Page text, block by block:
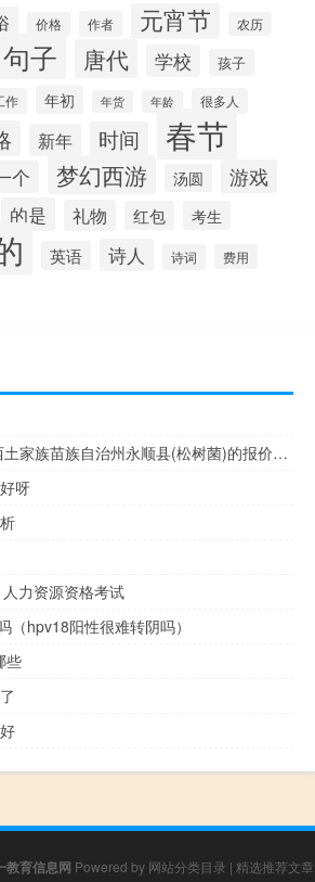
价格 作者 元宵节 农历
句子 唐代 学校 孩子
作 年初 年货 年龄 很多人
新年 时间 春节
个 梦幻西游 汤圆
游戏
的是 礼物 红包 考生
英语 诗人 诗词 费用
2023-10-27湖南湘西土家族苗族自治州永顺县(松树菌)的报价是多少
呀
力资源资格考试
（hpv18阳性很难转阴吗）
些
教育信息网 Powered by 网站分类目录 | 精选推荐文章